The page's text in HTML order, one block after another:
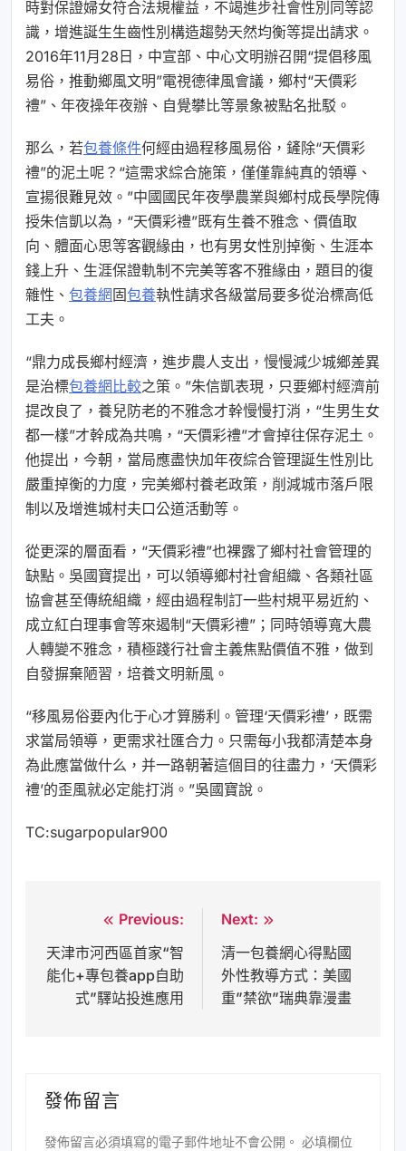
時對保證婦女符合法規權益，不竭進步社會性別同等認
識，增進誕生生齒性別構造趨勢天然均衡等提出請求。
2016年11月28日，中宣部、中心文明辦召開“提倡移風
易俗，推動鄉風文明”電視德律風會議，鄉村“天價彩
禮”、年夜操年夜辦、自覺攀比等景象被點名批駁。
那么，若包養條件何經由過程移風易俗，鏟除“天價彩
禮”的泥土呢？“這需求綜合施策，僅僅靠純真的領導、
宣揚很難見效。”中國國民年夜學農業與鄉村成長學院傳
授朱信凱以為，“天價彩禮”既有生養不雅念、價值取
向、體面心思等客觀緣由，也有男女性別掉衡、生涯本
錢上升、生涯保證軌制不完美等客不雅緣由，題目的復
雜性、 包養網 固包養執性請求各級當局要多從治標高低
工夫。
“鼎力成長鄉村經濟，進步農人支出，慢慢減少城鄉差異
是治標包養網比較之策。”朱信凱表現，只要鄉村經濟前
提改良了，養兒防老的不雅念才幹慢慢打消，“生男生女
都一樣”才幹成為共鳴，“天價彩禮”才會掉往保存泥土。
他提出，今朝，當局應盡快加年夜綜合管理誕生性別比
嚴重掉衡的力度，完美鄉村養老政策，削減城市落戶限
制以及增進城村夫口公道活動等。
從更深的層面看，“天價彩禮”也裸露了鄉村社會管理的
缺點。吳國寶提出，可以領導鄉村社會組織、各類社區
協會甚至傳統組織，經由過程制訂一些村規平易近約、
成立紅白理事會等來遏制“天價彩禮”；同時領導寬大農
人轉變不雅念，積極踐行社會主義焦點價值不雅，做到
自發摒棄陋習，培養文明新風。
“移風易俗要內化于心才算勝利。管理‘天價彩禮’，既需
求當局領導，更需求社匯合力。只需每小我都清楚本身
為此應當做什么，并一路朝著這個目的往盡力，‘天價彩
禮’的歪風就必定能打消。”吳國寶說。
TC:sugarpopular900
章
導
Previous:
天津市河西區首家“智
能化+專包養app自助
式”驛站投進應用
Next:
清一包養網心得點國
外性教導方式：美國
重”禁欲”瑞典靠漫畫
發佈留言
發佈留言必須填寫的電子郵件地址不會公開。 必填欄位